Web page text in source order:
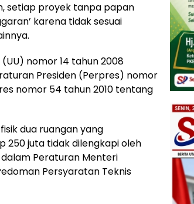
setiap proyek tanpa papan
karena tidak sesuai
nomor 14 tahun 2008
Presiden (Perpres) nomor
nomor 54 tahun 2010 tentang
dua ruangan yang
250 juta tidak dilengkapi oleh
Peraturan Menteri
Persyaratan Teknis